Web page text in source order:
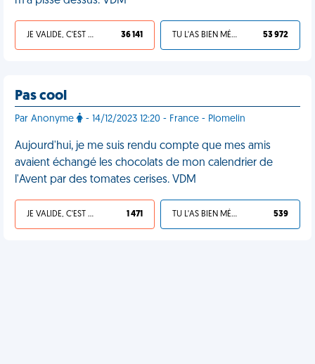
JE VALIDE, C'EST UNE VDM 36 141 TU L'AS BIEN MÉRITÉ 53 972
Pas cool
Par Anonyme - 14/12/2023 12:20 - France - Plomelin
Aujourd'hui, je me suis rendu compte que mes amis
avaient échangé les chocolats de mon calendrier de
l'Avent par des tomates cerises. VDM
JE VALIDE, C'EST UNE VDM 1 471 TU L'AS BIEN MÉRITÉ 539